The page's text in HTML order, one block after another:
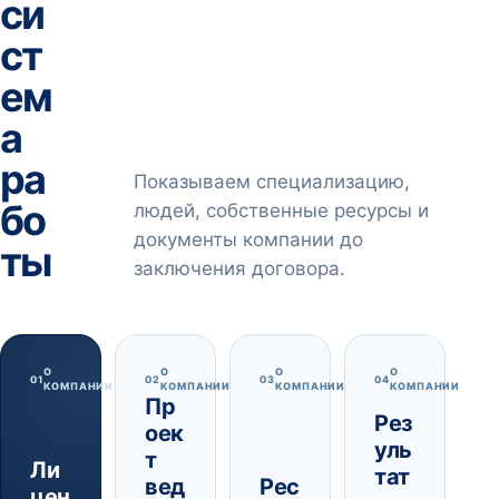
си
ст
ем
а
ра
бо
ты
Показываем специализацию,
людей, собственные ресурсы и
документы компании до
заключения договора.
01
О
КОМПАНИИ
Ли
02
О
КОМПАНИИ
Пр
оек
т
вед
03
О
КОМПАНИИ
Рес
04
О
КОМПАНИИ
Рез
уль
тат